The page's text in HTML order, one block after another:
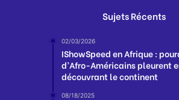
Sujets Récents
02/03/2026
IShowSpeed en Afrique :
d’Afro-Américains pleurent
découvrant le continent
08/18/2025